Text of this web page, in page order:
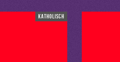
katholisch